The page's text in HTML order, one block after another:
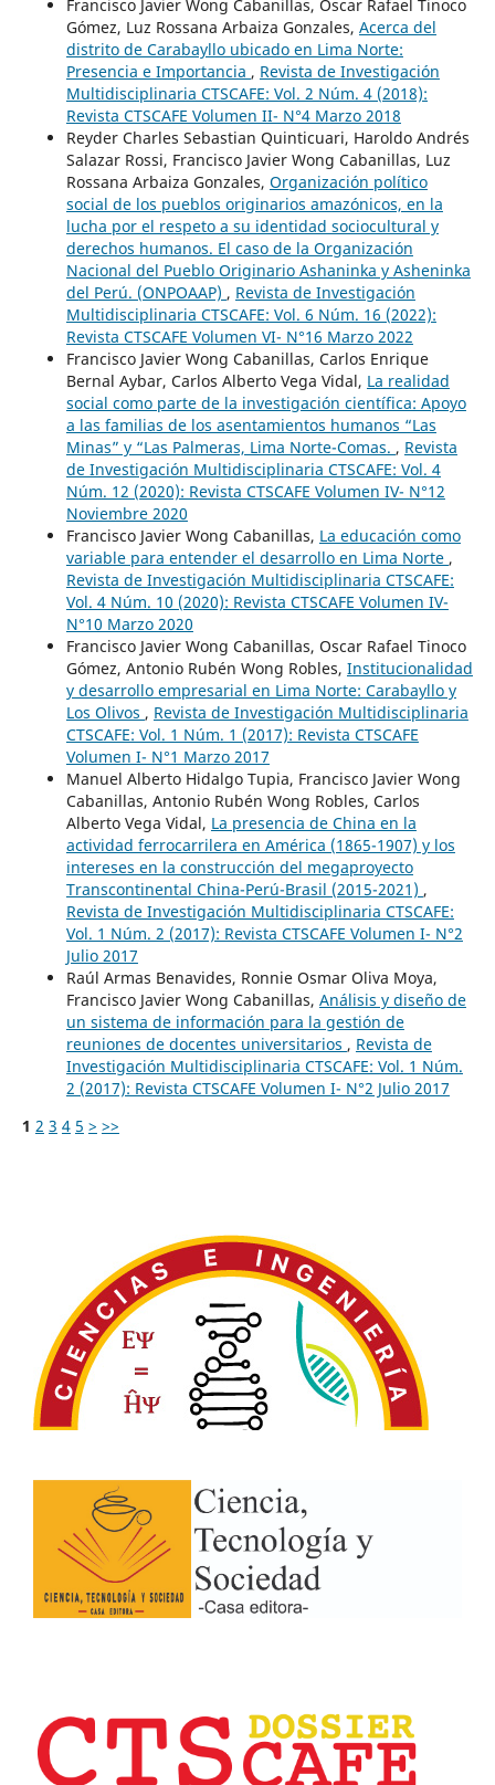
Francisco Javier Wong Cabanillas, Oscar Rafael Tinoco
Gómez, Luz Rossana Arbaiza Gonzales, Acerca del
distrito de Carabayllo ubicado en Lima Norte:
Presencia e Importancia , Revista de Investigación
Multidisciplinaria CTSCAFE: Vol. 2 Núm. 4 (2018):
Revista CTSCAFE Volumen II- N°4 Marzo 2018
Reyder Charles Sebastian Quinticuari, Haroldo Andrés
Salazar Rossi, Francisco Javier Wong Cabanillas, Luz
Rossana Arbaiza Gonzales, Organización político
social de los pueblos originarios amazónicos, en la
lucha por el respeto a su identidad sociocultural y
derechos humanos. El caso de la Organización
Nacional del Pueblo Originario Ashaninka y Asheninka
del Perú. (ONPOAAP) , Revista de Investigación
Multidisciplinaria CTSCAFE: Vol. 6 Núm. 16 (2022):
Revista CTSCAFE Volumen VI- N°16 Marzo 2022
Francisco Javier Wong Cabanillas, Carlos Enrique
Bernal Aybar, Carlos Alberto Vega Vidal, La realidad
social como parte de la investigación científica: Apoyo
a las familias de los asentamientos humanos “Las
Minas” y “Las Palmeras, Lima Norte-Comas. , Revista
de Investigación Multidisciplinaria CTSCAFE: Vol. 4
Núm. 12 (2020): Revista CTSCAFE Volumen IV- N°12
Noviembre 2020
Francisco Javier Wong Cabanillas, La educación como
variable para entender el desarrollo en Lima Norte ,
Revista de Investigación Multidisciplinaria CTSCAFE:
Vol. 4 Núm. 10 (2020): Revista CTSCAFE Volumen IV-
N°10 Marzo 2020
Francisco Javier Wong Cabanillas, Oscar Rafael Tinoco
Gómez, Antonio Rubén Wong Robles, Institucionalidad
y desarrollo empresarial en Lima Norte: Carabayllo y
Los Olivos , Revista de Investigación Multidisciplinaria
CTSCAFE: Vol. 1 Núm. 1 (2017): Revista CTSCAFE
Volumen I- N°1 Marzo 2017
Manuel Alberto Hidalgo Tupia, Francisco Javier Wong
Cabanillas, Antonio Rubén Wong Robles, Carlos
Alberto Vega Vidal, La presencia de China en la
actividad ferrocarrilera en América (1865-1907) y los
intereses en la construcción del megaproyecto
Transcontinental China-Perú-Brasil (2015-2021) ,
Revista de Investigación Multidisciplinaria CTSCAFE:
Vol. 1 Núm. 2 (2017): Revista CTSCAFE Volumen I- N°2
Julio 2017
Raúl Armas Benavides, Ronnie Osmar Oliva Moya,
Francisco Javier Wong Cabanillas, Análisis y diseño de
un sistema de información para la gestión de
reuniones de docentes universitarios , Revista de
Investigación Multidisciplinaria CTSCAFE: Vol. 1 Núm.
2 (2017): Revista CTSCAFE Volumen I- N°2 Julio 2017
1 2 3 4 5 > >>